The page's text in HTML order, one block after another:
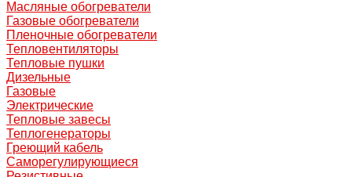
Масляные обогреватели
Газовые обогреватели
Пленочные обогреватели
Тепловентиляторы
Тепловые пушки
Дизельные
Газовые
Электрические
Тепловые завесы
Теплогенераторы
Греющий кабель
Саморегулирующиеся